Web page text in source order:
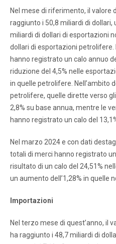
Nel mese di riferimento, il valore
raggiunto i 50,8 miliardi di
miliardi di dollari di esportazioni
dollari di esportazioni
hanno registrato un calo annuo
riduzione del 4,5% nelle
in quelle petrolifere. Nell’ambito
petrolifere, quelle dirette verso
2,8% su base annua, mentre le
hanno registrato un calo del
Nel marzo 2024 e con dati
totali di merci hanno registrato
risultato di un calo del 24,51%
un aumento dell’1,28% in quelle
Importazioni
Nel terzo mese di quest’anno, il
ha raggiunto i 48,7 miliardi di